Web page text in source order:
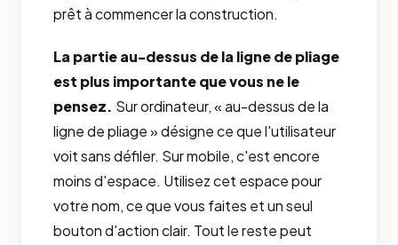
prêt à commencer la construction.
La partie au-dessus de la ligne de pliage
est plus importante que vous ne le
pensez. Sur ordinateur, « au-dessus de la
ligne de pliage » désigne ce que l'utilisateur
voit sans défiler. Sur mobile, c'est encore
moins d'espace. Utilisez cet espace pour
votre nom, ce que vous faites et un seul
bouton d'action clair. Tout le reste peut